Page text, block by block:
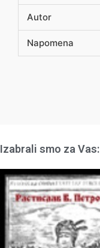
Autor
Napomena
Izabrali smo za Vas: